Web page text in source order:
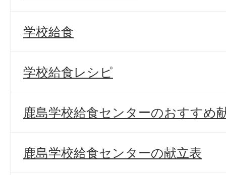
学校給食
学校給食レシピ
鹿島学校給食センターのおすすめ
鹿島学校給食センターの献立表